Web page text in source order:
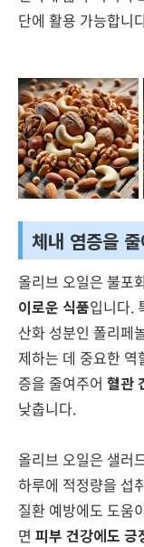
단에 활용 가능합니
체내 염증을
올리브 오일은 불포
이로운 식품입니다.
산화 성분인 폴리페
제하는 데 중요한 역
증을 줄여주어혈관
낮춥니다.
올리브 오일은 샐러
하루에 적정량을 섭
질환 예방에도 도움
면피부 건강에도 긍